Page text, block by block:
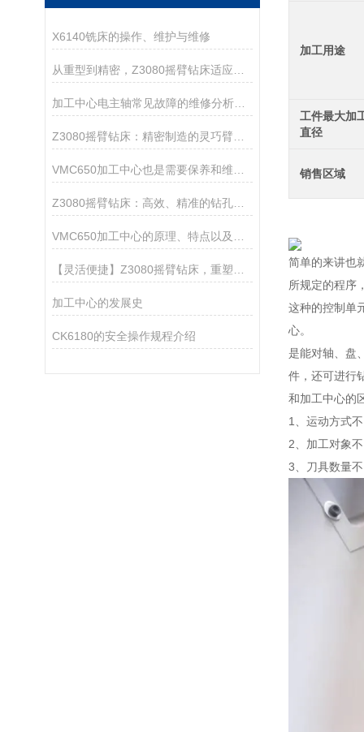
X6140铣床的操作、维护与维修
加工中心电主轴常见故障的维修分析与排除方法
Z3080摇臂钻床：高效、精准的钻孔仪器
加工中心的发展史
CK6180的安全操作规程介绍
加工用途
工件最大加
直径
销售区域
简单的来讲也
所规定的程序
这种的控制单
心。
是能对轴、盘
件，还可进行
和加工中心的
1、运动方式
2、加工对象
3、刀具数量